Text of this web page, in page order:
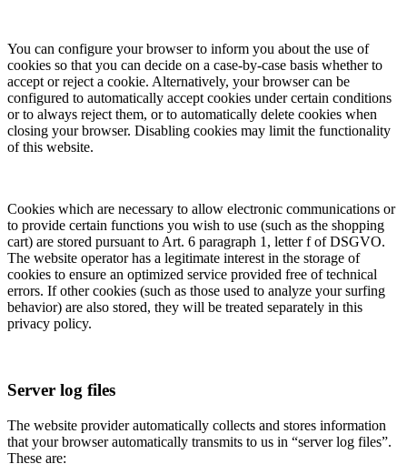
You can configure your browser to inform you about the use of
cookies so that you can decide on a case-by-case basis whether to
accept or reject a cookie. Alternatively, your browser can be
configured to automatically accept cookies under certain conditions
or to always reject them, or to automatically delete cookies when
closing your browser. Disabling cookies may limit the functionality
of this website.
Cookies which are necessary to allow electronic communications or
to provide certain functions you wish to use (such as the shopping
cart) are stored pursuant to Art. 6 paragraph 1, letter f of DSGVO.
The website operator has a legitimate interest in the storage of
cookies to ensure an optimized service provided free of technical
errors. If other cookies (such as those used to analyze your surfing
behavior) are also stored, they will be treated separately in this
privacy policy.
Server log files
The website provider automatically collects and stores information
that your browser automatically transmits to us in “server log files”.
These are: